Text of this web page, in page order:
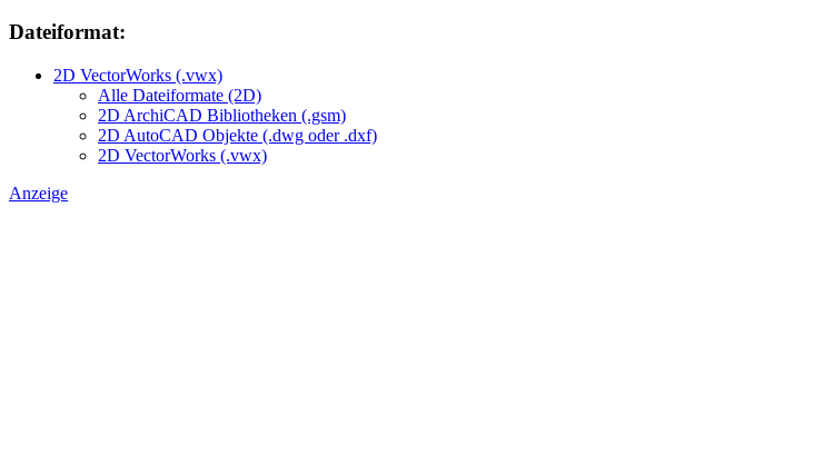
Dateiformat:
2D VectorWorks (.vwx)
Alle Dateiformate (2D)
2D ArchiCAD Bibliotheken (.gsm)
2D AutoCAD Objekte (.dwg oder .dxf)
2D VectorWorks (.vwx)
Anzeige